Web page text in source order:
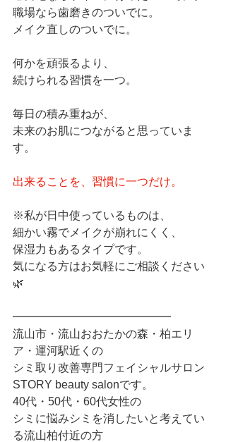
職場なら歯磨きのついでに。
メイク直しのついでに。
何かを頑張るより、
続けられる習慣を一つ。
毎日の積み重ねが、
未来のお肌につながると思っていま
す。
出来ることを、習慣に一つだけ。
※私が日中使っているものは、
細かい霧でメイクが崩れにくく、
保湿力もあるタイプです。
気になる方はお気軽にご相談ください
🌿
━━━━━━━━━━━━━━
流山市・流山おおたかの森・柏エリ
ア・運河駅近くの
シミ取り改善専門フェイシャルサロン
STORY beauty salonです。
40代・50代・60代女性の
シミに悩みシミを消したいと考えてい
る流山柏付近の方